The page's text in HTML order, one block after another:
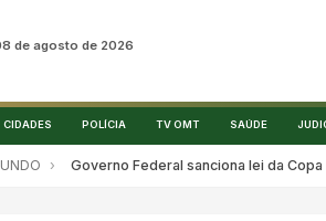
de agosto de 2026
CIDADES POLÍCIA TV OMT SAÚDE
› Governo Federal sanciona lei da